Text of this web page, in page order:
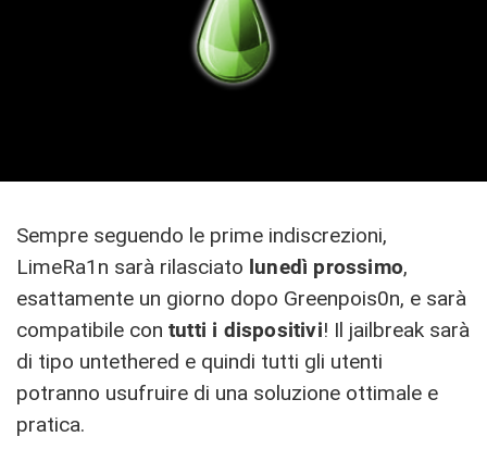
Sempre seguendo le prime indiscrezioni,
LimeRa1n sarà rilasciato lunedì prossimo,
esattamente un giorno dopo Greenpois0n, e sarà
compatibile con tutti i dispositivi! Il jailbreak sarà
di tipo untethered e quindi tutti gli utenti
potranno usufruire di una soluzione ottimale e
pratica.